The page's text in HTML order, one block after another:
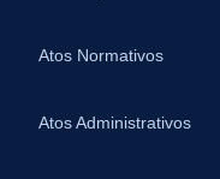
Atos Normativos
Atos Administrativos